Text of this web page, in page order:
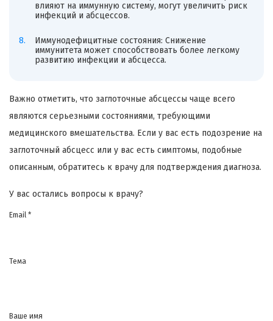
влияют на иммунную систему, могут увеличить риск
инфекций и абсцессов.
Иммунодефицитные состояния: Снижение
иммунитета может способствовать более легкому
развитию инфекции и абсцесса.
Важно отметить, что заглоточные абсцессы чаще всего
являются серьезными состояниями, требующими
медицинского вмешательства. Если у вас есть подозрение на
заглоточный абсцесс или у вас есть симптомы, подобные
описанным, обратитесь к врачу для подтверждения диагноза.
У вас остались вопросы к врачу?
Email *
Тема
Ваше имя